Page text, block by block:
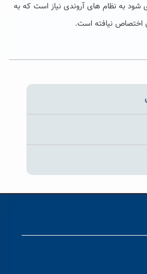
شود به نظام های آروندی نیاز است که به
اختصاص نیافته است.